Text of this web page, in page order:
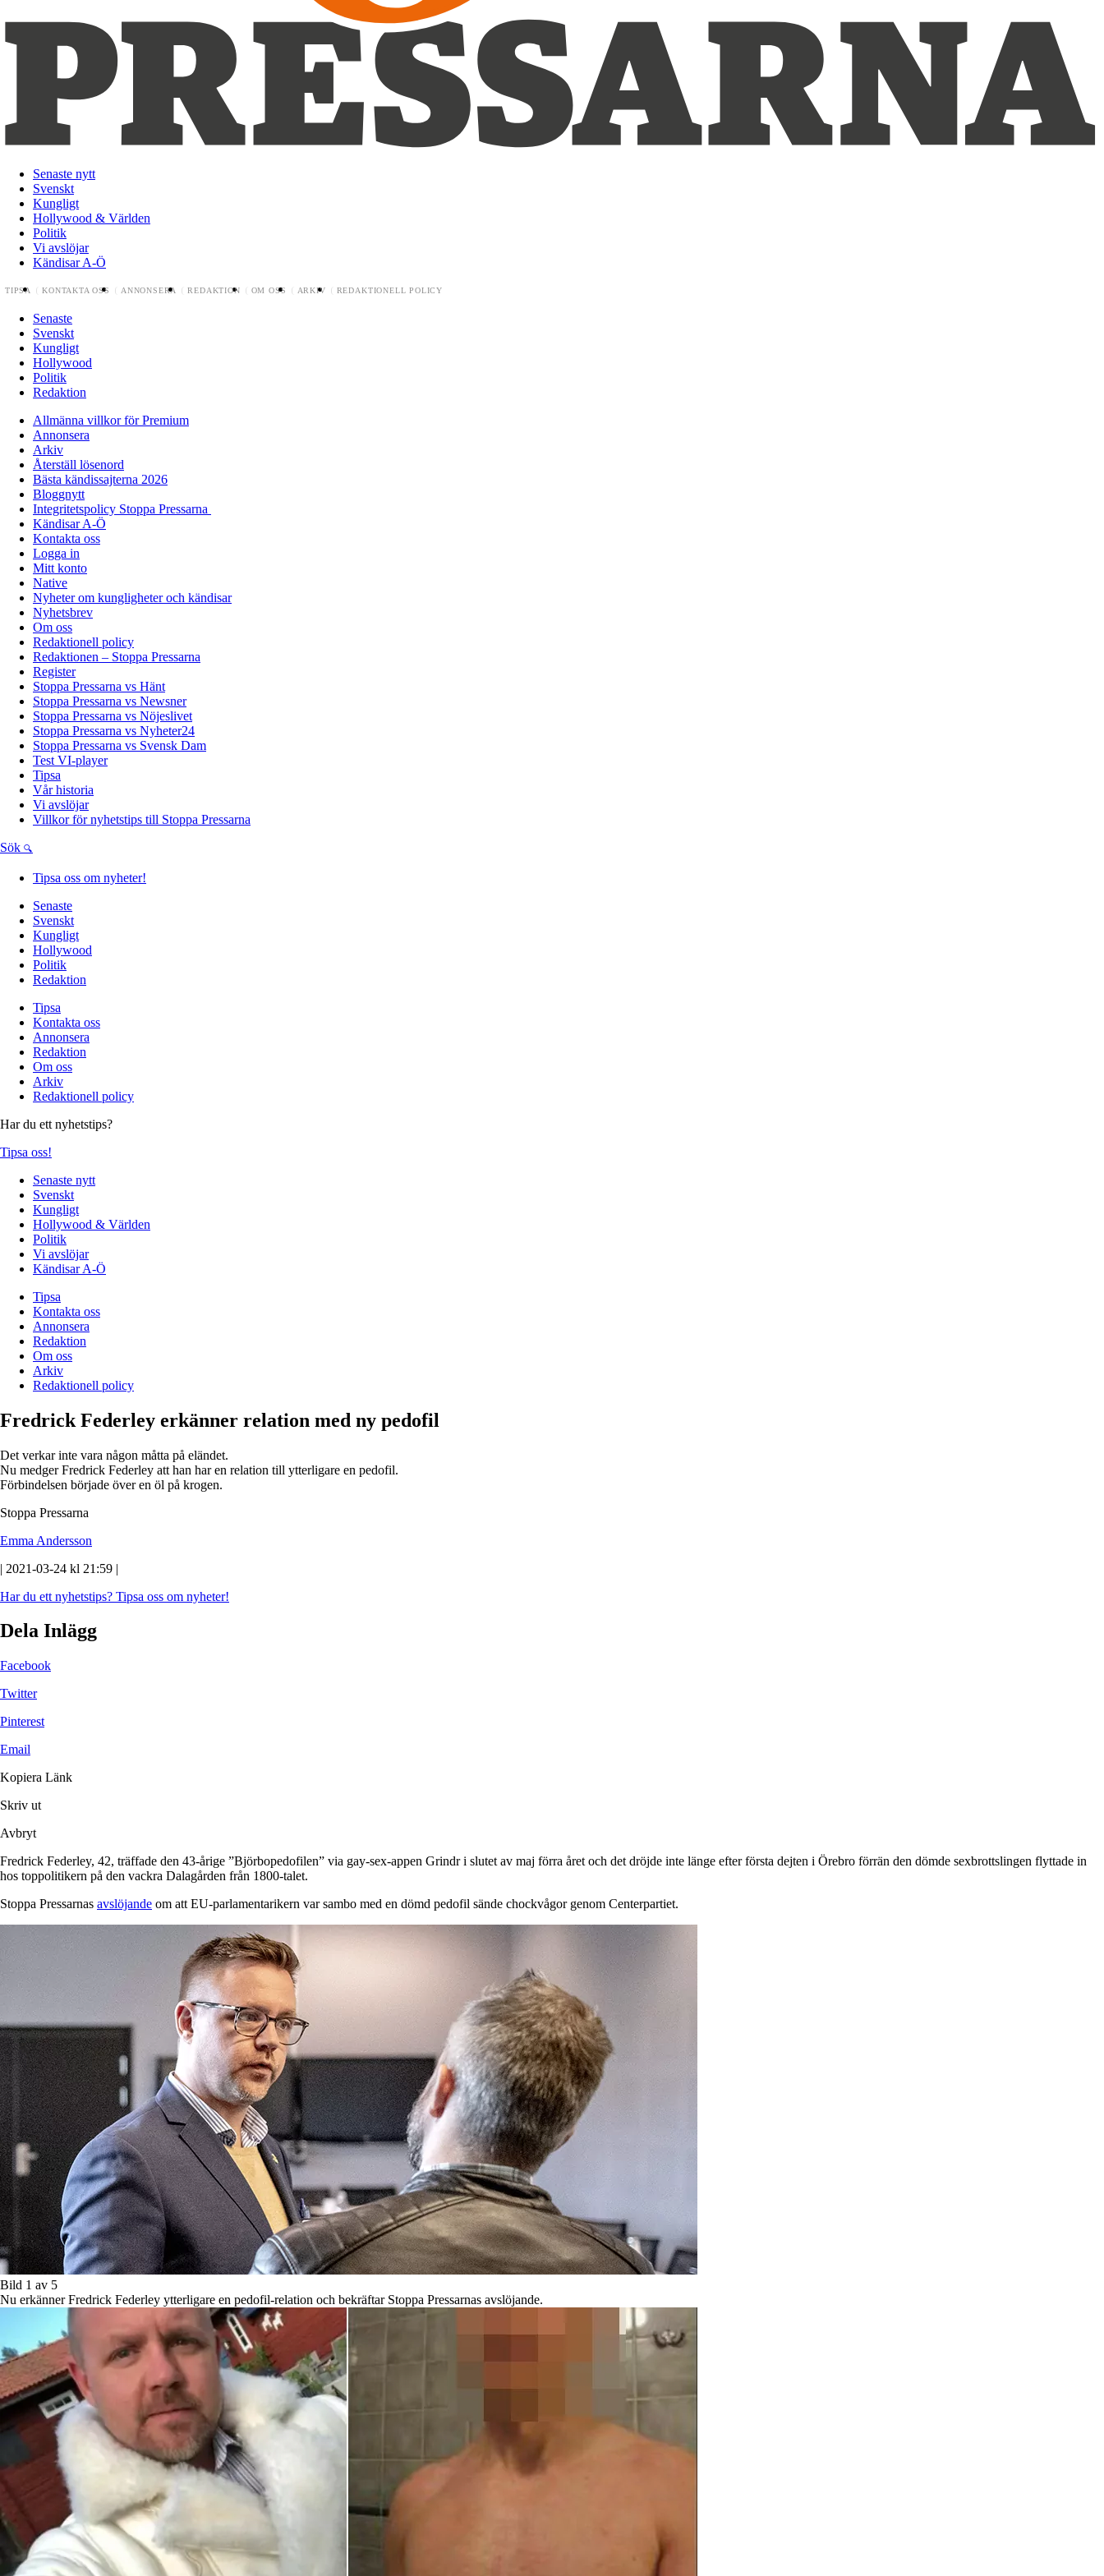
Senaste nytt
Svenskt
Kungligt
Hollywood & Världen
Politik
Vi avslöjar
Kändisar A-Ö
TIPSA KONTAKTA OSS ANNONSERA REDAKTION OM OSS ARKIV REDAKTIONELL POLICY
Senaste
Svenskt
Kungligt
Hollywood
Politik
Redaktion
Allmänna villkor för Premium
Annonsera
Arkiv
Återställ lösenord
Bästa kändissajterna 2026
Bloggnytt
Integritetspolicy Stoppa Pressarna
Kändisar A-Ö
Kontakta oss
Logga in
Mitt konto
Native
Nyheter om kungligheter och kändisar
Nyhetsbrev
Om oss
Redaktionell policy
Redaktionen – Stoppa Pressarna
Register
Stoppa Pressarna vs Hänt
Stoppa Pressarna vs Newsner
Stoppa Pressarna vs Nöjeslivet
Stoppa Pressarna vs Nyheter24
Stoppa Pressarna vs Svensk Dam
Test VI-player
Tipsa
Vår historia
Vi avslöjar
Villkor för nyhetstips till Stoppa Pressarna
Sök
Tipsa oss om nyheter!
Senaste
Svenskt
Kungligt
Hollywood
Politik
Redaktion
Tipsa
Kontakta oss
Annonsera
Redaktion
Om oss
Arkiv
Redaktionell policy
Har du ett nyhetstips?
Tipsa oss!
Senaste nytt
Svenskt
Kungligt
Hollywood & Världen
Politik
Vi avslöjar
Kändisar A-Ö
Tipsa
Kontakta oss
Annonsera
Redaktion
Om oss
Arkiv
Redaktionell policy
Fredrick Federley erkänner relation med ny pedofil
Det verkar inte vara någon måtta på eländet.
Nu medger Fredrick Federley att han har en relation till ytterligare en pedofil.
Förbindelsen började över en öl på krogen.
Stoppa Pressarna
Emma Andersson
| 2021-03-24 kl 21:59 |
Har du ett nyhetstips? Tipsa oss om nyheter!
Dela Inlägg
Facebook
Twitter
Pinterest
Email
Kopiera Länk
Skriv ut
Avbryt
Fredrick Federley, 42, träffade den 43-årige ”Björbopedofilen” via gay-sex-appen Grindr i slutet av maj förra året och det dröjde inte länge efter första dejten i Örebro förrän den dömde sexbrottslingen flyttade in
hos toppolitikern på den vackra Dalagården från 1800-talet.
Stoppa Pressarnas avslöjande om att EU-parlamentarikern var sambo med en dömd pedofil sände chockvågor genom Centerpartiet.
Bild 1 av 5
Nu erkänner Fredrick Federley ytterligare en pedofil-relation och bekräftar Stoppa Pressarnas avslöjande.